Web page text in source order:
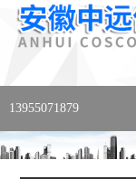
13955071879